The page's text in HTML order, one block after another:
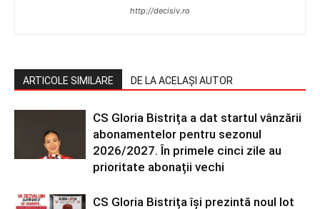
http://decisiv.ro
ARTICOLE SIMILARE DE LA ACELAȘI AUTOR
CS Gloria Bistrița a dat startul vânzării
abonamentelor pentru sezonul
2026/2027. În primele cinci zile au
prioritate abonații vechi
CS Gloria Bistrița își prezintă noul lot